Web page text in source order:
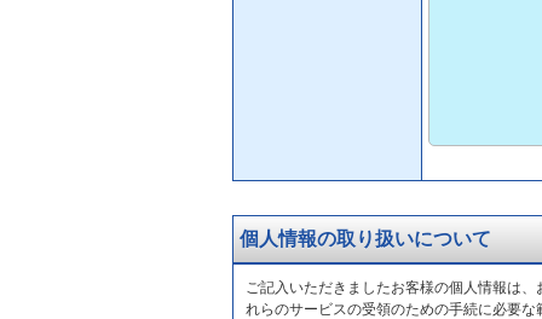
個人情報の取り扱いについて
ご記入いただきましたお客様の個人情報は
れらのサービスの受領のための手続に必要